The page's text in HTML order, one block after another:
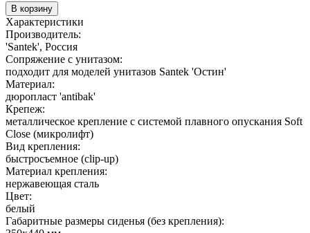
В корзину
Характеристики
Производитель:
'Santek', Россия
Сопряжение с унитазом:
подходит для моделей унитазов Santek 'Остин'
Материал:
дюропласт 'antibak'
Крепеж:
металлическое крепление с системой плавного опускания Soft
Close (микролифт)
Вид крепления:
быстросъемное (clip-up)
Материал крепления:
нержавеющая сталь
Цвет:
белый
Габаритные размеры сиденья (без крепления):